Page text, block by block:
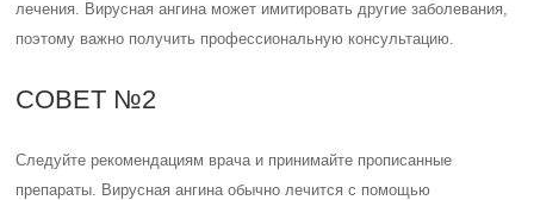
лечения. Вирусная ангина может имитировать другие заболевания,
поэтому важно получить профессиональную консультацию.
СОВЕТ №2
Следуйте рекомендациям врача и принимайте прописанные
препараты. Вирусная ангина обычно лечится с помощью